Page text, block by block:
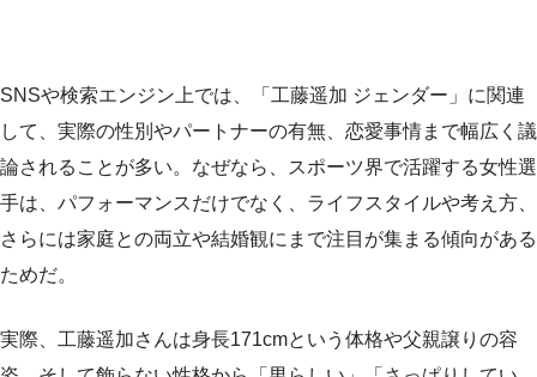
SNSや検索エンジン上では、「工藤遥加 ジェンダー」に関連
して、実際の性別やパートナーの有無、恋愛事情まで幅広く議
論されることが多い。なぜなら、スポーツ界で活躍する女性選
手は、パフォーマンスだけでなく、ライフスタイルや考え方、
さらには家庭との両立や結婚観にまで注目が集まる傾向がある
ためだ。
実際、工藤遥加さんは身長171cmという体格や父親譲りの容